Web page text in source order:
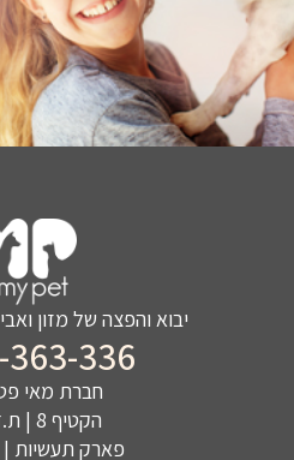
יבוא והפצה של מזון
363-336
חברת מאי
הקטיף 8 | ת.ד. 234
פארק תעשיות